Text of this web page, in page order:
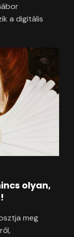
a digitális
olyan,
meg